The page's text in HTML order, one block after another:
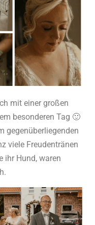
mit einer großen
besonderen Tag 🙂
gegenüberliegenden
viele Freudentränen
ihr Hund, waren